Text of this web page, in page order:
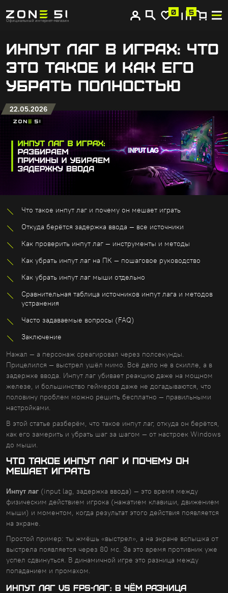
Официальный интернет-магазин
0 5
Главная
Блог
Инпут лаг в играх: что это такое и как его убрать полностью
ИНПУТ ЛАГ В ИГРАХ: ЧТО
ЭТО ТАКОЕ И КАК ЕГО
УБРАТЬ ПОЛНОСТЬЮ
22.05.2026
Что такое инпут лаг и почему он мешает играть
Откуда берётся задержка ввода — все источники
Как проверить инпут лаг — инструменты и методы
Как убрать инпут лаг на ПК — пошаговое руководство
Как убрать инпут лаг мыши отдельно
Сравнительная таблица источников инпут лага и методов
устранения
Часто задаваемые вопросы (FAQ)
Заключение
Нажал — а персонаж среагировал через полсекунды.
Прицелился — выстрел ушёл мимо. Всё дело не в скилле, а в
задержке ввода. Инпут лаг убивает реакцию даже на мощном
железе, и большинство геймеров даже не догадываются, что
половину проблем можно решить бесплатно — правильными
настройками.
В этой статье разберём, что такое инпут лаг, откуда он берётся,
как его замерить и убрать шаг за шагом — от настроек Windows
до мыши.
Что такое инпут лаг и почему он
мешает играть
Инпут лаг (input lag, задержка ввода) — это время между
физическим действием игрока (нажатием клавиши, движением
мыши) и моментом, когда результат этого действия появляется
на экране.
Простой пример: ты жмёшь «выстрел», а на экране вспышка от
выстрела появляется через 80 мс. За это время противник уже
успел сдвинуться. В динамичной игре это разница между
попаданием и промахом.
ИНПУТ ЛАГ VS FPS-ЛАГ: В ЧЁМ РАЗНИЦА